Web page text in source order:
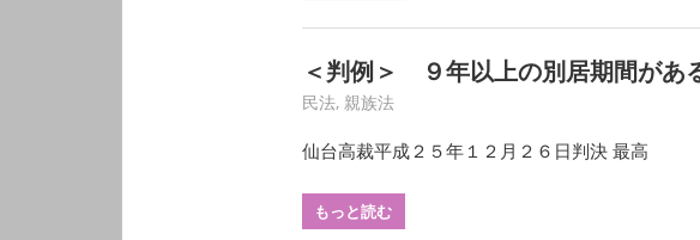
＜判例＞ ９年以上の別居期間があ
3月 14, 2020
HY
民法, 親族法
仙台高裁平成２５年１２月２６日判決 最高
もっと読む